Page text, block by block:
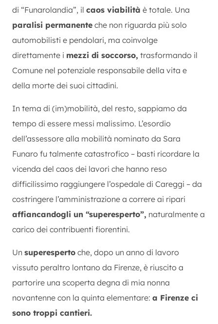
di “Funarolandia”, il caos viabilità è totale. Una
paralisi permanente che non riguarda più solo
automobilisti e pendolari, ma coinvolge
direttamente i mezzi di soccorso, trasformando il
Comune nel potenziale responsabile della vita e
della morte dei suoi cittadini.
In tema di (im)mobilità, del resto, sappiamo da
tempo di essere messi malissimo. L’esordio
dell’assessore alla mobilità nominato da Sara
Funaro fu talmente catastrofico – basti ricordare la
vicenda del caos dei lavori che hanno reso
difficilissimo raggiungere l’ospedale di Careggi – da
costringere l’amministrazione a correre ai ripari
affiancandogli un “superesperto”, naturalmente a
carico dei contribuenti fiorentini.
Un superesperto che, dopo un anno di lavoro
vissuto peraltro lontano da Firenze, è riuscito a
partorire una scoperta degna di mia nonna
novantenne con la quinta elementare: a Firenze ci
sono troppi cantieri.